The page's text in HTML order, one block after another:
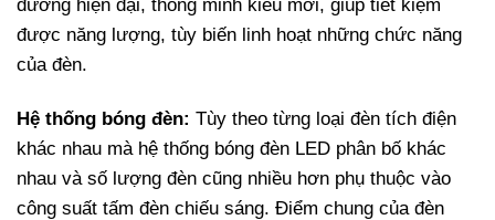
đường hiện đại, thông minh kiểu mới, giúp tiết kiệm
được năng lượng, tùy biến linh hoạt những chức năng
của đèn.
Hệ thống bóng đèn: Tùy theo từng loại đèn tích điện
khác nhau mà hệ thống bóng đèn LED phân bố khác
nhau và số lượng đèn cũng nhiều hơn phụ thuộc vào
công suất tấm đèn chiếu sáng. Điểm chung của đèn